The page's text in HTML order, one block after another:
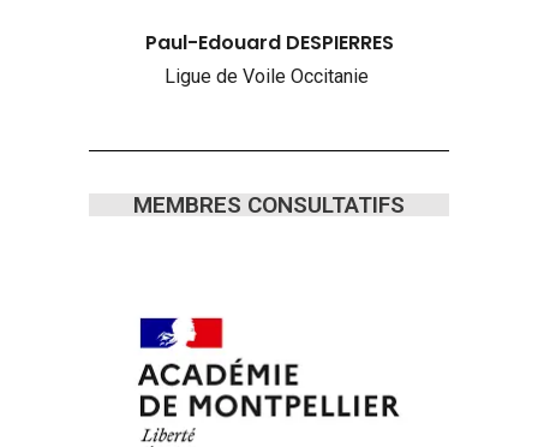
Paul-Edouard DESPIERRES
Ligue de Voile Occitanie
MEMBRES CONSULTATIFS